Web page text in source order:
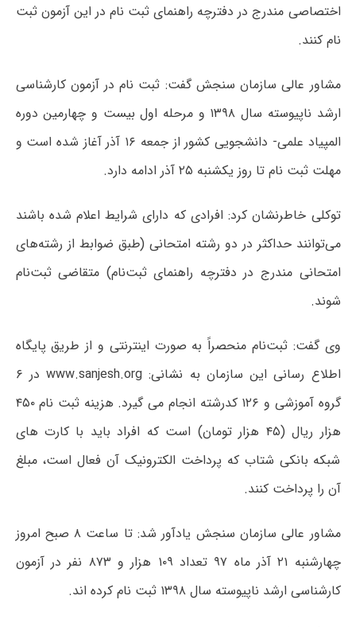
اختصاصی مندرج در دفترچه راهنمای ثبت نام در این آزمون ثبت
نام کنند.
مشاور عالی سازمان سنجش گفت: ثبت نام در آزمون کارشناسی
ارشد ناپیوسته سال ۱۳۹۸ و مرحله اول بیست و چهارمین دوره
المپیاد علمی- دانشجویی کشور از جمعه ۱۶ آذر آغاز شده است و
مهلت ثبت نام تا روز یکشنبه ۲۵ آذر ادامه دارد.
توکلی خاطرنشان کرد: افرادی که دارای شرایط اعلام شده باشند
می‌توانند حداکثر در دو رشته امتحانی (طبق ضوابط از رشته‌های
امتحانی مندرج در دفترچه راهنمای ثبت‌نام) متقاضی ثبت‌نام
شوند.
وی گفت: ثبت‌نام منحصراً به صورت اینترنتی و از طریق پایگاه
اطلاع رسانی این سازمان به نشانی: www.sanjesh.org در ۶
گروه آموزشی و ۱۲۶ کدرشته انجام می گیرد. هزینه ثبت نام ۴۵۰
هزار ریال (۴۵ هزار تومان) است که افراد باید با کارت های
شبکه بانکی شتاب که پرداخت الکترونیک آن فعال است، مبلغ
آن را پرداخت کنند.
مشاور عالی سازمان سنجش یادآور شد: تا ساعت ۸ صبح امروز
چهارشنبه ۲۱ آذر ماه ۹۷ تعداد ۱۰۹ هزار و ۸۷۳ نفر در آزمون
کارشناسی ارشد ناپیوسته سال ۱۳۹۸ ثبت نام کرده اند.